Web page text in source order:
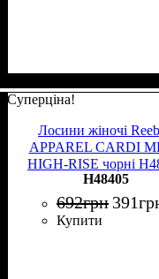
Суперціна!
Лосини жіночі
APPAREL CARDI
HIGH-RISE чорні
H48405
692грн 391
Купити